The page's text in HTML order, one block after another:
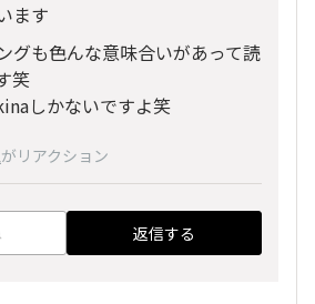
ます
グも色んな意味合いがあって読
笑
しかないですよ笑
がリアクション
返信する